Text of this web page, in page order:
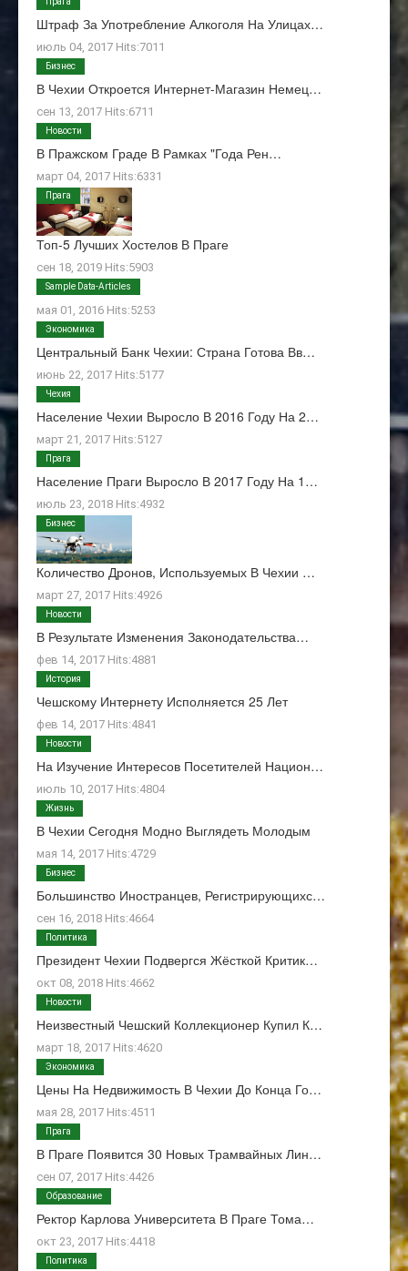
Штраф За Употребление Алкоголя На Улицах…
июль 04, 2017 Hits:7011
В Чехии Откроется Интернет-Магазин Немец…
сен 13, 2017 Hits:6711
Бизнес
В Пражском Граде В Рамках "Года Рен…
март 04, 2017 Hits:6331
Новости
Топ-5 Лучших Хостелов В Праге
сен 18, 2019 Hits:5903
Прага
О Нас
мая 01, 2016 Hits:5253
Sample Data-Articles
Центральный Банк Чехии: Страна Готова Вв…
июнь 22, 2017 Hits:5177
Экономика
Население Чехии Выросло В 2016 Году На 2…
март 21, 2017 Hits:5127
Чехия
Население Праги Выросло В 2017 Году На 1…
июль 23, 2018 Hits:4932
Прага
Количество Дронов, Используемых В Чехии …
март 27, 2017 Hits:4926
Бизнес
В Результате Изменения Законодательства…
фев 14, 2017 Hits:4881
Новости
Чешскому Интернету Исполняется 25 Лет
фев 14, 2017 Hits:4841
История
На Изучение Интересов Посетителей Национ…
июль 10, 2017 Hits:4804
Новости
В Чехии Сегодня Модно Выглядеть Молодым
мая 14, 2017 Hits:4729
Жизнь
Большинство Иностранцев, Регистрирующихс…
сен 16, 2018 Hits:4664
Бизнес
Президент Чехии Подвергся Жёсткой Критик…
окт 08, 2018 Hits:4662
Политика
Неизвестный Чешский Коллекционер Купил К…
март 18, 2017 Hits:4620
Новости
Цены На Недвижимость В Чехии До Конца Го…
мая 28, 2017 Hits:4511
Экономика
В Праге Появится 30 Новых Трамвайных Лин…
сен 07, 2017 Hits:4426
Прага
Ректор Карлова Университета В Праге Тома…
окт 23, 2017 Hits:4418
Образование
Политика